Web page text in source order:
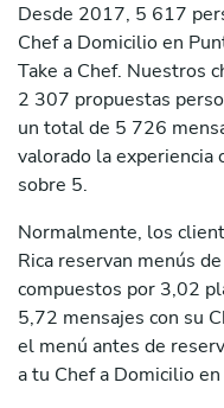
Desde 2017, 5 617
Chef a Domicilio en
Take a Chef. Nuestros
2 307 propuestas
un total de 5 726
valorado la experiencia
sobre 5.
Normalmente, los
Rica reservan menús
compuestos por 3,02
5,72 mensajes con su
el menú antes de
a tu Chef a Domicilio